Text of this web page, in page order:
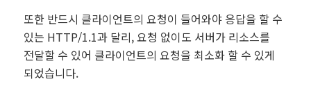
또한 반드시 클라이언트의 요청이 들어와야 응답을 할 수
있는 HTTP/1.1과 달리, 요청 없이도 서버가 리소스를
전달할 수 있어 클라이언트의 요청을 최소화 할 수 있게
되었습니다.